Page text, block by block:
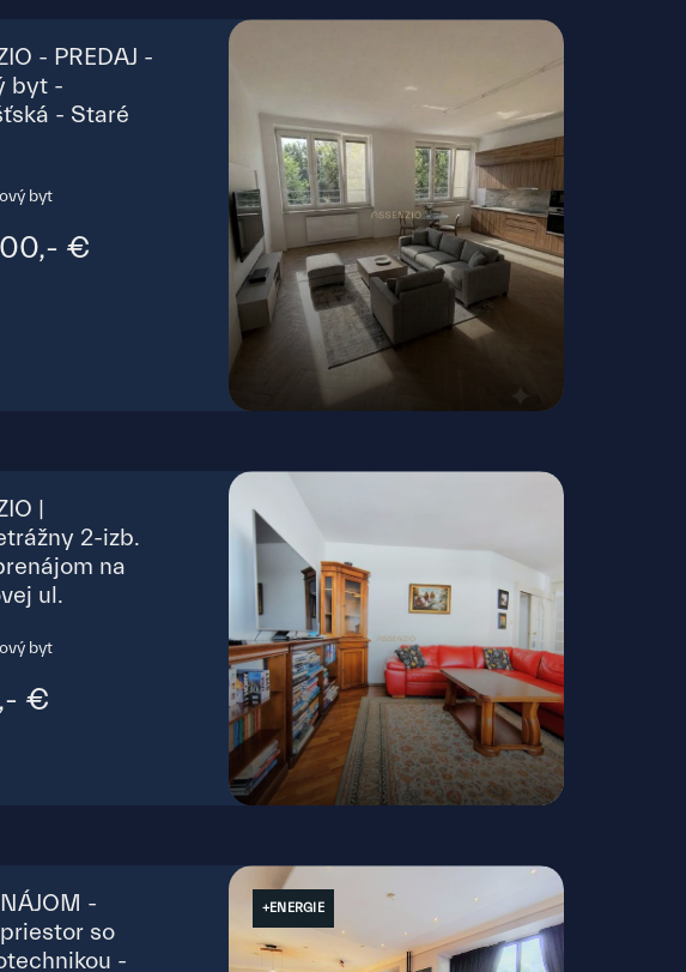
- PREDAJ -
byt -
- Staré
byt
€
Bukurešťská, Bratislava - Staré Mesto
|
2-izb.
na
ul.
byt
€
Haydnova, Bratislava - Staré Mesto
-
so
-
+ENERGIE